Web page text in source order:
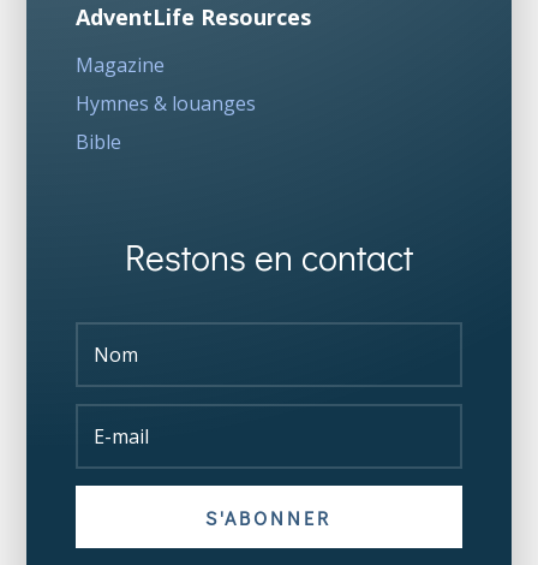
AdventLife Resources
Magazine
Hymnes & louanges
Bible
Restons en contact
S'ABONNER